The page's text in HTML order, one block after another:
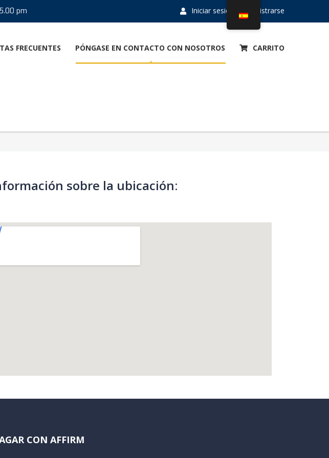
Iniciar sesión Registrarse
pm
FRECUENTES PÓNGASE EN CONTACTO CON NOSOTROS CARRITO
sobre la ubicación:
CON AFFIRM